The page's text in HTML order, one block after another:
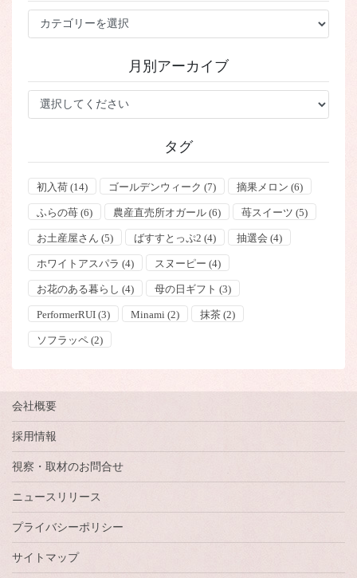
テ
ー
月別アーカイブ
タグ
初入荷(14) ゴールデンウィーク (7) 摘果メロン (6)
ふらの苺(6) 農産直売所オガール(6) 苺スイーツ (5)
お土産屋さん (5) ばすすとっぷ2 (4) 抽選会 (4)
ホワイトアスパラ (4) スヌーピー (4)
お花のある暮らし (4) 母の日ギフト (3)
PerformerRUI(3) Minami (2) 抹茶(2)
ソフラッペ(2)
会社概要
採用情報
視察・取材のお問合せ
ニュースリリース
プライバシーポリシー
サイトマップ